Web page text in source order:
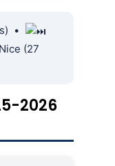
•
(27
2026